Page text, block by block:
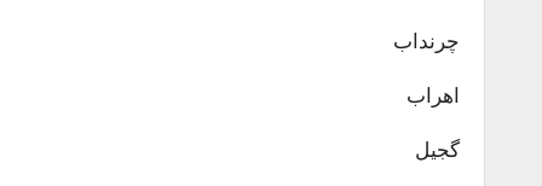
چرنداب
اهراب
گجیل